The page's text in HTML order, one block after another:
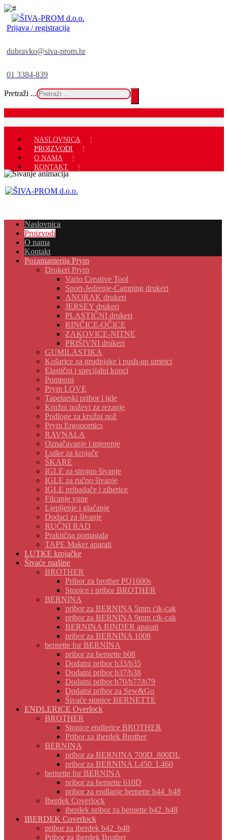
Prijava / registracija
dubravko@siva-prom.hr
01 3384-839
Pretraži ...
NASLOVNICA
PROIZVODI
O NAMA
KONTAKT
Naslovnica
Proizvodi
O nama
Kontakt
Pozamanterija Prym
Drukeri Prym
Vario Creative Tool
Sport-Jedrenje-Camping drukeri
ANORAK drukeri
JERSEY drukeri
PLASTIČNI drukeri
RINČICE-OČICE
ZAKOVICE-NITNE
PRIŠIVNI drukeri
GUMILASTIKA
Košarice za grudnjake i push-up umetci
Elastični i specijalni konci
Pomponi
Prym LOVE
Tapetarski pribor i igle
Kružni noževi za rezanje
Podloge za kružni nož
Prym Ergonomics
RAVNALA
Označavanje i mjerenje
Lutke za krojače
ŠKARE
IGLE za strojno šivanje
IGLE za ručno šivanje
IGLE pribadače i ziherice
Filcanje vune
Ljepljenje i glačanje
Dodaci za šivanje
RUČNI RAD
Praktična pomagala
TAPE Maker aparati
LUTKE krojačke
Šivaće mašine
BROTHER
Pribor za brother PQ1600s
Stopice i pribor BROTHER
BERNINA
pribor za BERNINA 5mm cik-cak
pribor za BERNINA 9mm cik-cak
BERNINA BINDER aparati
pribor za BERNINA 1008
bernette for BERNINA
pribor za bernette b08
Dodatni pribor b33/b35
Dodatni pribor b37/b38
Dodatni pribor b70/b77/b79
Dodatni pribor za Sew&Go
Šivaće stopice BERNETTE
ENDLERICE Overlock
BROTHER
Stopice endlerice BROTHER
Pribor za iberdek Brother
BERNINA
pribor za BERNINA 700D_800DL
pribor za BERNINA L450_L460
bernette for BERNINA
pribor za bernette 610D
pribor za endlanje bernette b44_b48
Iberdek Coverlock
iberdek pribor za bernette b42_b48
IBERDEK Coverlock
pribor za iberdek b42_b48
Pribor za iberdek Brother